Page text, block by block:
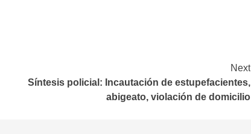
Next
Síntesis policial: Incautación de estupefacientes,
abigeato, violación de domicilio